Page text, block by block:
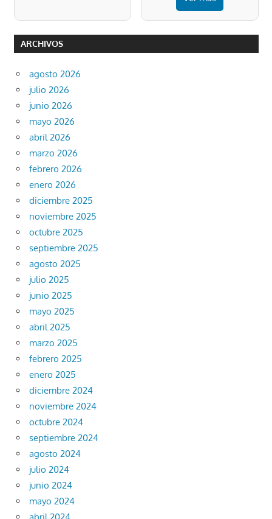
ARCHIVOS
agosto 2026
julio 2026
junio 2026
mayo 2026
abril 2026
marzo 2026
febrero 2026
enero 2026
diciembre 2025
noviembre 2025
octubre 2025
septiembre 2025
agosto 2025
julio 2025
junio 2025
mayo 2025
abril 2025
marzo 2025
febrero 2025
enero 2025
diciembre 2024
noviembre 2024
octubre 2024
septiembre 2024
agosto 2024
julio 2024
junio 2024
mayo 2024